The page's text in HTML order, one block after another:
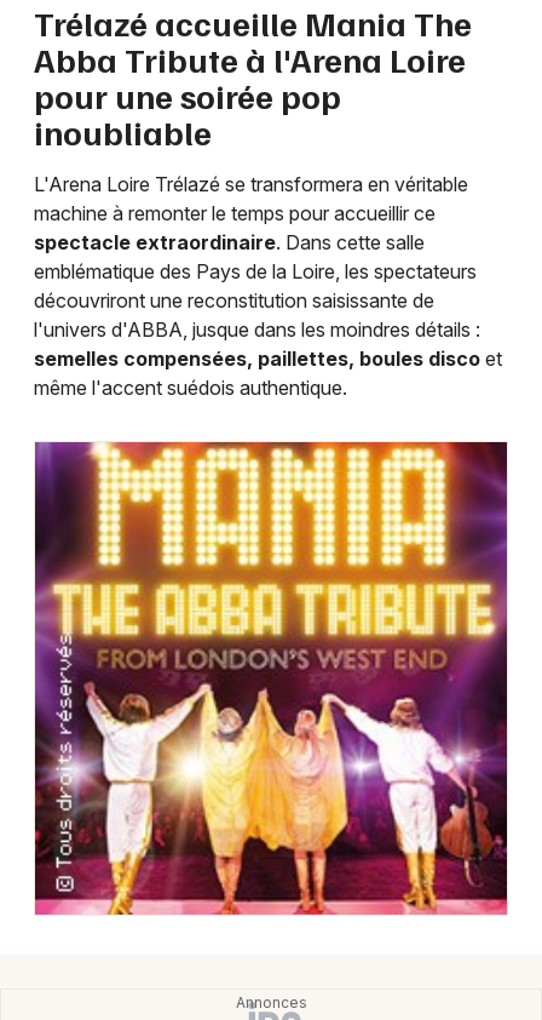
Artistes en tournée
Actus à Angers
Magazine à Angers
49 - Maine-et-Loire
Mon email
Je m'abonne
Trélazé accueille Mania The
Abba Tribute à l'Arena Loire
pour une soirée pop
inoubliable
L'Arena Loire Trélazé se transformera en véritable
machine à remonter le temps pour accueillir ce
spectacle extraordinaire. Dans cette salle
emblématique des Pays de la Loire, les spectateurs
découvriront une reconstitution saisissante de
l'univers d'ABBA, jusque dans les moindres détails :
semelles compensées, paillettes, boules disco et
même l'accent suédois authentique.